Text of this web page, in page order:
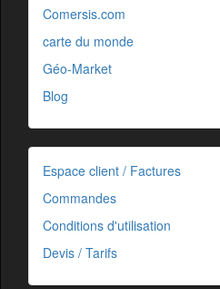
Comersis.com
carte du monde
Géo-Market
Blog
Espace client / Factures
Commandes
Conditions d'utilisation
Devis / Tarifs